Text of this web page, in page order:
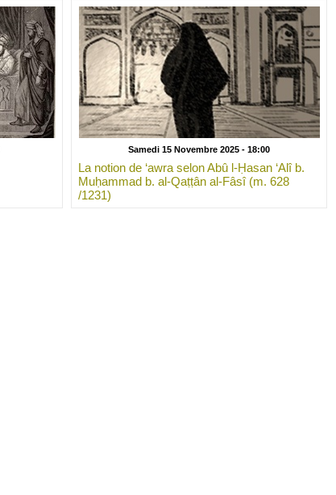
Samedi 15 Novembre 2025 - 18:00
La notion de ‘awra selon Abû l-Ḥasan ‘Alî b.
Muḥammad b. al-Qaṭṭân al-Fâsî (m. 628
/1231)